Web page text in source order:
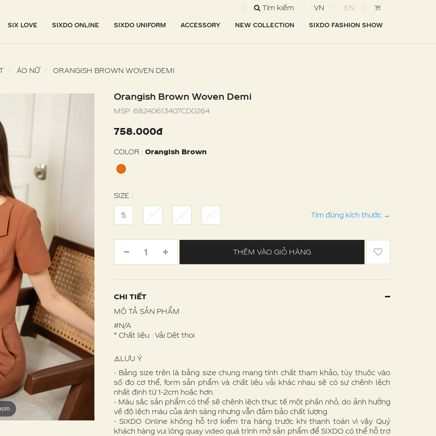
Tìm kiếm VN EN
SIX LOVE SIXDO ONLINE SIXDO UNIFORM ACCESSORY NEW COLLECTION SIXDO FASHION SHOW
ÁO NỮ ORANGISH BROWN WOVEN DEMI
Orangish Brown Woven Demi
MSP: 68240613407CD0264
758.000đ
COLOR : Orangish Brown
SIZE :
S M L XL Tìm đúng kích thước →
THÊM VÀO GIỎ HÀNG
CHI TIẾT
MÔ TẢ SẢN PHẨM
#N/A
* Chất liệu : Vải Dệt thoi
⚠️LƯU Ý
- Bảng size trên là bảng size chung mang tính chất tham khảo, tùy thuộc vào
số đo cơ thể, form sản phẩm và chất liệu vải khác nhau sẽ có sự chênh lệch
nhất định từ 1-2cm hoặc hơn.
- Màu sắc sản phẩm có thể sẽ chênh lệch thực tế một phần nhỏ, do ảnh hưởng
về độ lệch màu của ánh sáng nhưng vẫn đảm bảo chất lượng.
- SIXDO Online không hỗ trợ kiểm tra hàng trước khi thanh toán vì vậy Quý
khách hàng vui lòng quay video quá trình mở sản phẩm để SIXDO có thể hỗ trợ